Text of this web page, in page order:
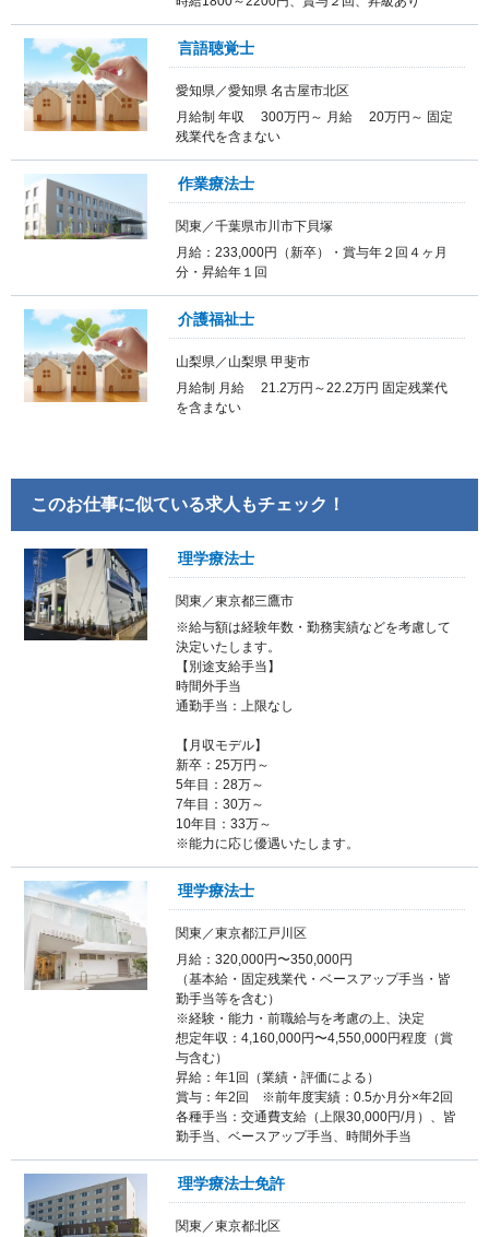
言語聴覚士
愛知県／愛知県 名古屋市北区
月給制 年収 300万円～ 月給 20万円～ 固定
残業代を含まない
作業療法士
関東／千葉県市川市下貝塚
月給：233,000円（新卒）・賞与年２回４ヶ月
分・昇給年１回
介護福祉士
山梨県／山梨県 甲斐市
月給制 月給 21.2万円～22.2万円 固定残業代
を含まない
このお仕事に似ている求人もチェック！
理学療法士
関東／東京都三鷹市
※給与額は経験年数・勤務実績などを考慮して
決定いたします。
【別途支給手当】
時間外手当
通勤手当：上限なし
【月収モデル】
新卒：25万円～
5年目：28万～
7年目：30万～
10年目：33万～
※能力に応じ優遇いたします。
理学療法士
関東／東京都江戸川区
月給：320,000円〜350,000円
（基本給・固定残業代・ベースアップ手当・皆
勤手当等を含む）
※経験・能力・前職給与を考慮の上、決定
想定年収：4,160,000円〜4,550,000円程度（賞
与含む）
昇給：年1回（業績・評価による）
賞与：年2回 ※前年度実績：0.5か月分×年2回
各種手当：交通費支給（上限30,000円/月）、皆
勤手当、ベースアップ手当、時間外手当
理学療法士免許
関東／東京都北区